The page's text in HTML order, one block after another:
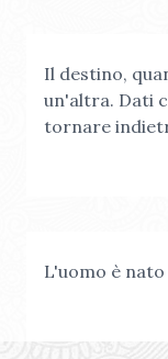
Il destino,
un'altra. Dati
tornare
L'uomo è